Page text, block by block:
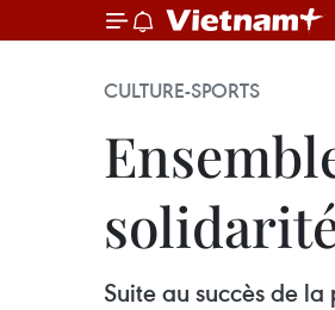
CULTURE-SPORTS
Suite au succès de